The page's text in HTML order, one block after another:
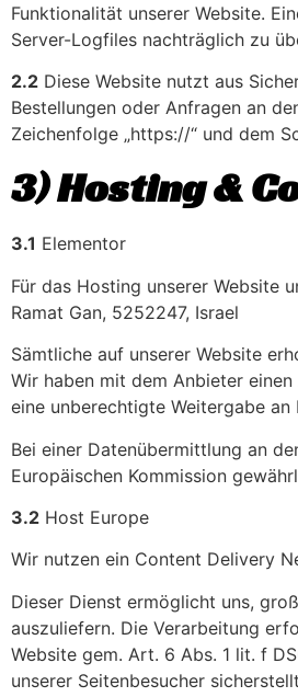
Funktionalität unserer Website.
Server-Logfiles nachträglich zu
2.2 Diese Website nutzt aus
Bestellungen oder Anfragen an
Zeichenfolge „https://“ und dem
3) Hosting &
3.1 Elementor
Für das Hosting unserer Website
Ramat Gan, 5252247, Israel
Sämtliche auf unserer Website
Wir haben mit dem Anbieter
eine unberechtigte Weitergabe
Bei einer Datenübermittlung an
Europäischen Kommission
3.2 Host Europe
Wir nutzen ein Content Delivery
Dieser Dienst ermöglicht uns,
auszuliefern. Die Verarbeitung
Website gem. Art. 6 Abs. 1 lit. f
unserer Seitenbesucher